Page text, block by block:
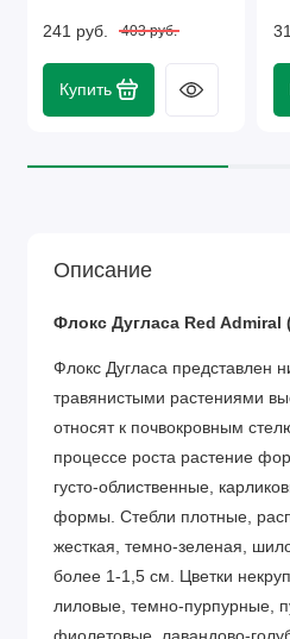
241 руб. 403 руб.
Купить
Описание
Флокс Дугласа Red
Флокс Дугласа представлен
травянистыми растениями
относят к почвокровным
процессе роста растение
густо-облиственные,
формы. Стебли плотные,
жесткая, темно-зеленая,
более 1-1,5 см. Цветки
лиловые, темно-пурпурные,